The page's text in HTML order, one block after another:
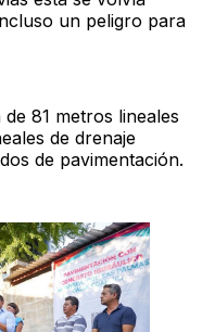
un peligro para
81 metros lineales
de drenaje
de pavimentación.